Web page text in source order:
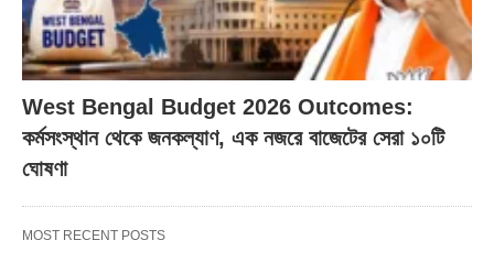
West Bengal Budget 2026 Outcomes:
কর্মসংস্থান থেকে জনকল্যাণ, এক নজরে বাজেটের সেরা ১০টি
ঘোষণা
MOST RECENT POSTS